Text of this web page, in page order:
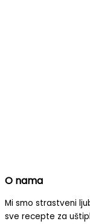
O nama
Mi smo strastveni
sve recepte za